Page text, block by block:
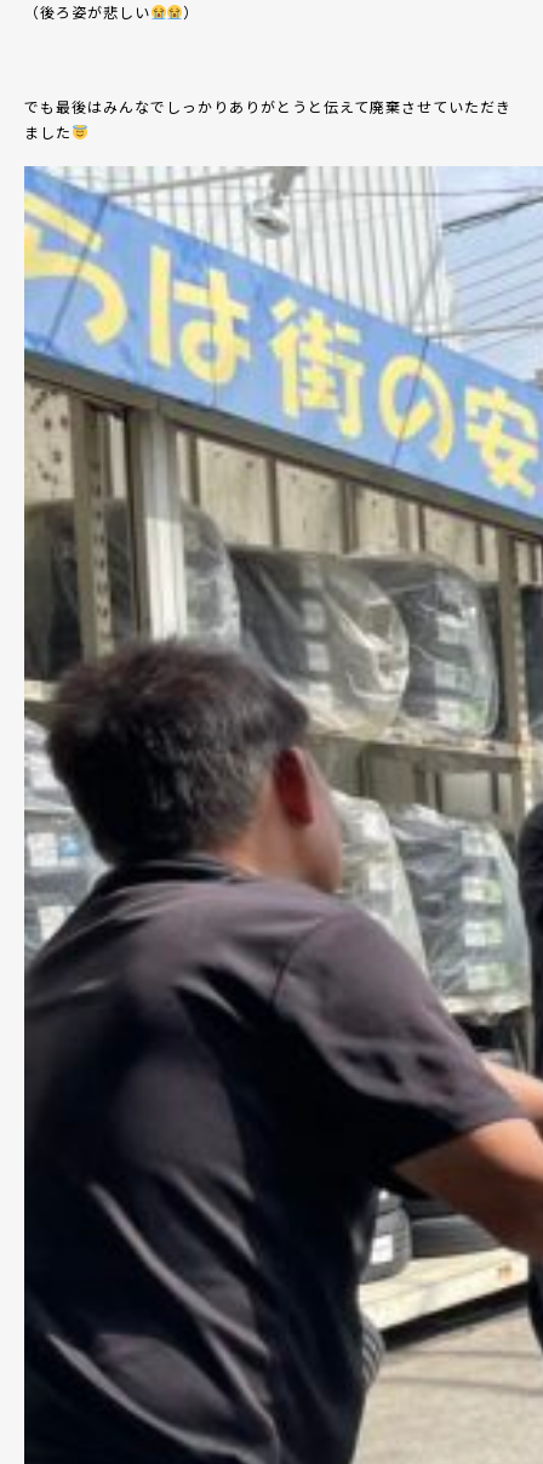
（後ろ姿が悲しい ）
でも最後はみんなでしっかりありがとうと伝えて廃棄させていただき
ました